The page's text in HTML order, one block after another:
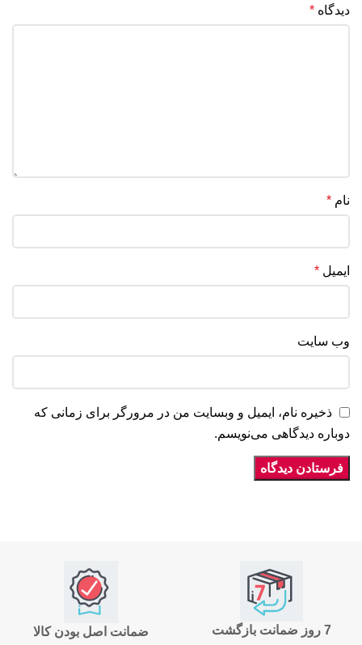
دیدگاه *
نام *
ایمیل *
وب‌ سایت
ذخیره نام، ایمیل و وبسایت من در مرورگر برای زمانی که
دوباره دیدگاهی می‌نویسم.
ضمانت اصل بودن کالا 7 روز ضمانت بازگشت